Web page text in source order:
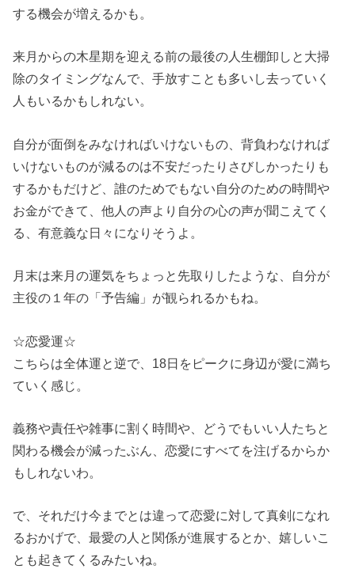
する機会が増えるかも。
来月からの木星期を迎える前の最後の人生棚卸しと大掃
除のタイミングなんで、手放すことも多いし去っていく
人もいるかもしれない。
自分が面倒をみなければいけないもの、背負わなければ
いけないものが減るのは不安だったりさびしかったりも
するかもだけど、誰のためでもない自分のための時間や
お金ができて、他人の声より自分の心の声が聞こえてく
る、有意義な日々になりそうよ。
月末は来月の運気をちょっと先取りしたような、自分が
主役の１年の「予告編」が観られるかもね。
☆恋愛運☆
こちらは全体運と逆で、18日をピークに身辺が愛に満ち
ていく感じ。
義務や責任や雑事に割く時間や、どうでもいい人たちと
関わる機会が減ったぶん、恋愛にすべてを注げるからか
もしれないわ。
で、それだけ今までとは違って恋愛に対して真剣になれ
るおかげで、最愛の人と関係が進展するとか、嬉しいこ
とも起きてくるみたいね。